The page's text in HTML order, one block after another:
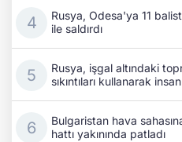
Rusya, Odesa'ya 11
ile saldırdı
Rusya, işgal altındaki
sıkıntıları kullanarak
Bulgaristan hava
hattı yakınında patladı